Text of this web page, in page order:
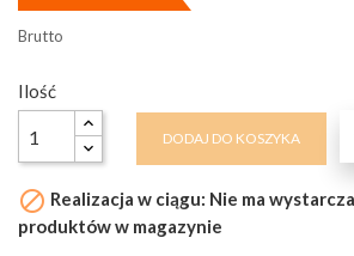
Brutto
Ilość
DODAJ DO KOSZYKA
 Realizacja w ciągu: Nie ma
produktów w magazynie